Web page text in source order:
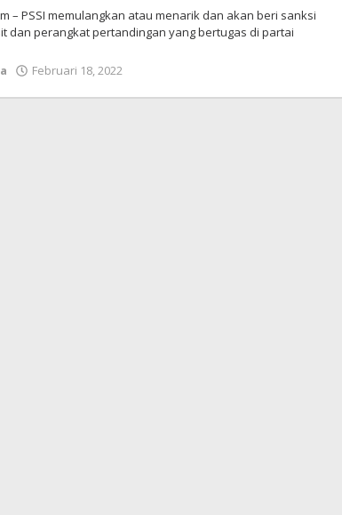
– PSSI memulangkan atau menarik dan akan beri sanksi
dan perangkat pertandingan yang bertugas di partai
Februari 18, 2022